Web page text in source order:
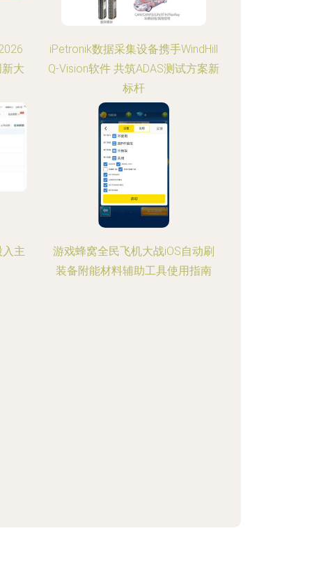
大
iPetronik数据采集设备携手WindHill
Q-Vision软件 共筑ADAS测试方案新
标杆
主
游戏蜂窝全民飞机大战iOS自动刷
装备附能材料辅助工具使用指南